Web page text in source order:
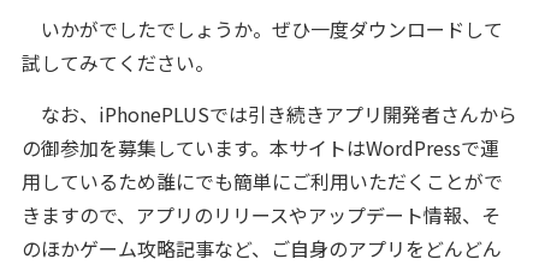
いかがでしたでしょうか。ぜひ一度ダウンロードして
試してみてください。
なお、iPhonePLUSでは引き続きアプリ開発者さんから
の御参加を募集しています。本サイトはWordPressで運
用しているため誰にでも簡単にご利用いただくことがで
きますので、アプリのリリースやアップデート情報、そ
のほかゲーム攻略記事など、ご自身のアプリをどんどん